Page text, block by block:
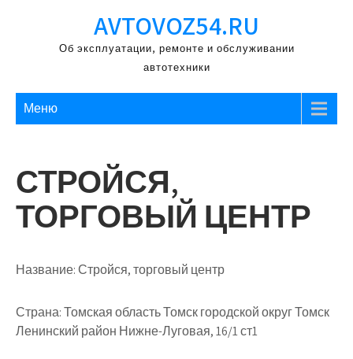
содержимому
AVTOVOZ54.RU
Об эксплуатации, ремонте и обслуживании
автотехники
Меню
СТРОЙСЯ,
ТОРГОВЫЙ ЦЕНТР
Название:Стройся, торговый центр
Страна:Томская область Томск городской округ Томск
Ленинский район Нижне-Луговая, 16/1 ст1